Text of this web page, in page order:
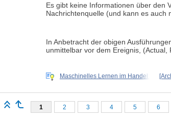
Es gibt keine Informationen über den
Nachrichtenquelle (und kann es auch
In Anbetracht der obigen
unmittelbar vor dem Ereignis, (Actual,
Maschinelles Lernen im Handel:
1 2 3 4 5 6